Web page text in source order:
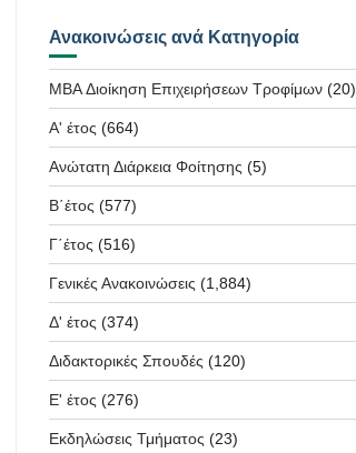
Ανακοινώσεις ανά Κατηγορία
MBA Διοίκηση Επιχειρήσεων Τροφίμων(20)
Α' έτος (664)
Ανώτατη Διάρκεια Φοίτησης (5)
Β΄έτος (577)
Γ΄έτος (516)
Γενικές Ανακοινώσεις (1,884)
Δ' έτος (374)
Διδακτορικές Σπουδές (120)
Ε' έτος (276)
Εκδηλώσεις Τμήματος (23)